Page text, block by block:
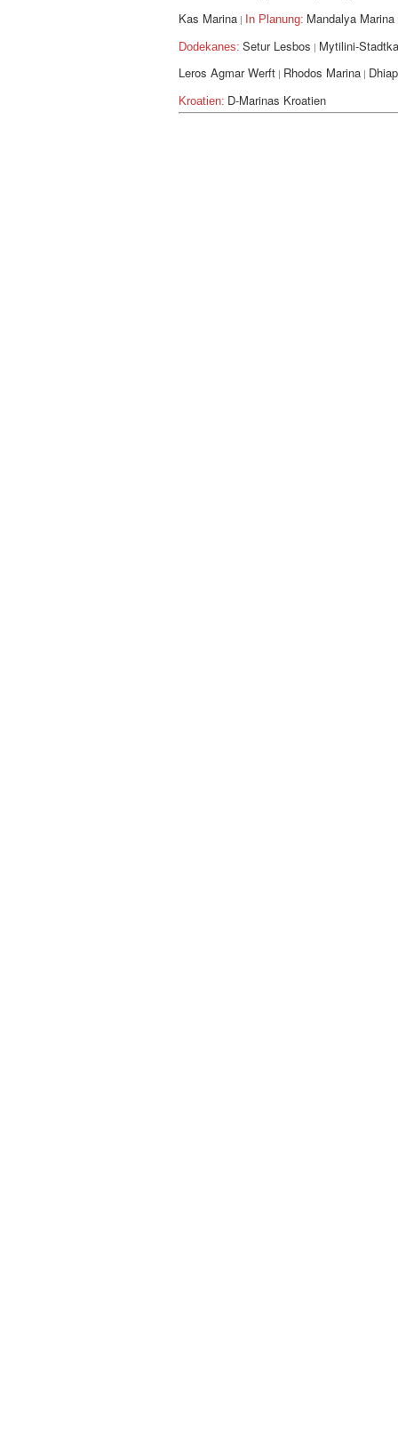
Kas Marina | In Planung: Mandalya Marina
Dodekanes: Setur Lesbos | Mytilini-
Leros Agmar Werft | Rhodos Marina |
Kroatien: D-Marinas Kroatien